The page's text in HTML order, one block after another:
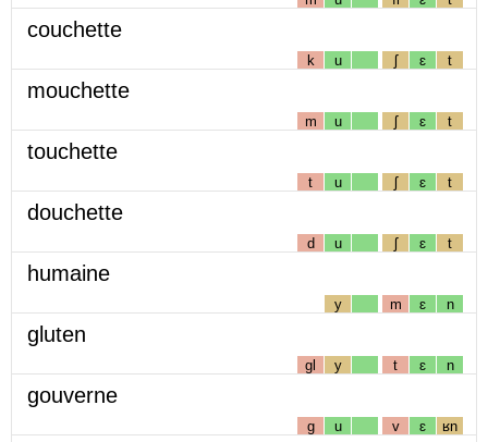
couchette
k u ʃ ɛ t
mouchette
m u ʃ ɛ t
touchette
t u ʃ ɛ t
douchette
d u ʃ ɛ t
humaine
y m ɛ n
gluten
gl y t ɛ n
gouverne
g u v ɛ ʁn